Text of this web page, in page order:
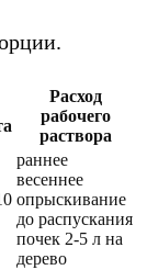
Расход
рабочего
раствора
раннее
весеннее
опрыскивание
до распускания
почек 2-5 л на
дерево